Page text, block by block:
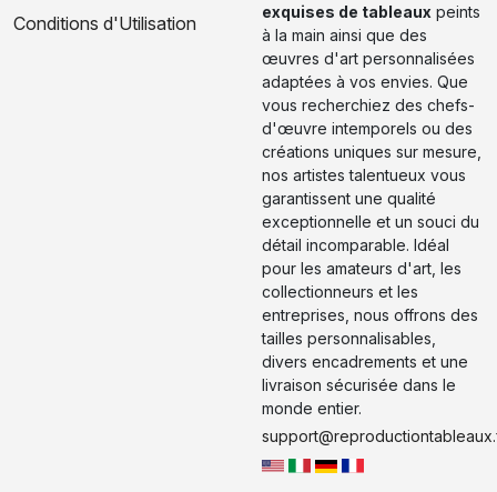
Conditions d'Utilisation
exquises de tableaux peints
à la main ainsi que des
œuvres d'art personnalisées
adaptées à vos envies. Que
vous recherchiez des chefs-
d'œuvre intemporels ou des
créations uniques sur mesure,
nos artistes talentueux vous
garantissent une qualité
exceptionnelle et un souci du
détail incomparable. Idéal
pour les amateurs d'art, les
collectionneurs et les
entreprises, nous offrons des
tailles personnalisables,
divers encadrements et une
livraison sécurisée dans le
monde entier.